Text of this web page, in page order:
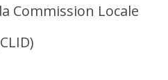
Commission Locale